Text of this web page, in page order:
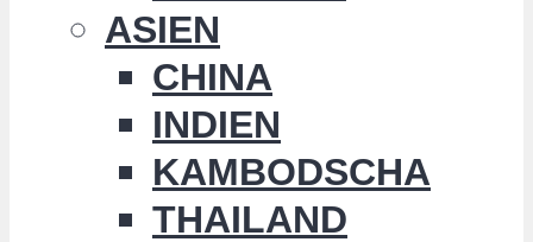
ASIEN
CHINA
INDIEN
KAMBODSCHA
THAILAND